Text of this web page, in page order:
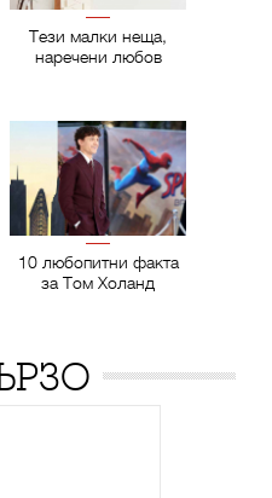
Тези малки неща,
наречени любов
10 любопитни факта
за Том Холанд